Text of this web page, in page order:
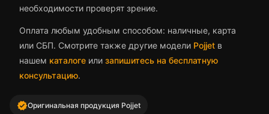
необходимости проверят зрение.
Оплата любым удобным способом: наличные, карта
или СБП. Смотрите также другие модели Pojjet в
нашем каталоге или запишитесь на бесплатную
консультацию.
verifiedОригинальная продукция Pojjet